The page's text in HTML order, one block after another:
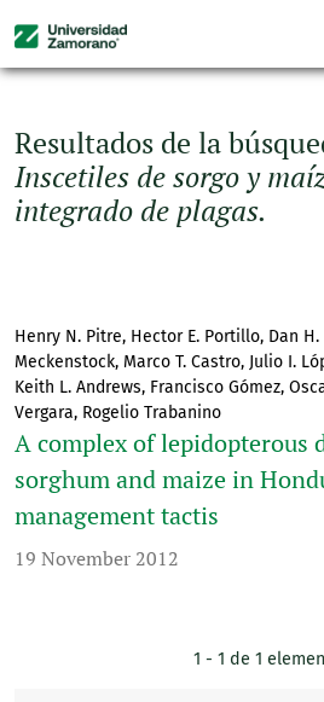
Resultados de la
Inscetiles de sorgo y
integrado de plagas.
Henry N. Pitre, Hector E. Portillo, Dan H.
Meckenstock, Marco T. Castro, Julio I.
Keith L. Andrews, Francisco Gómez,
Vergara, Rogelio Trabanino
A complex of lepidopterous
sorghum and maize in
management tactis
19 November 2012
1 - 1 de 1